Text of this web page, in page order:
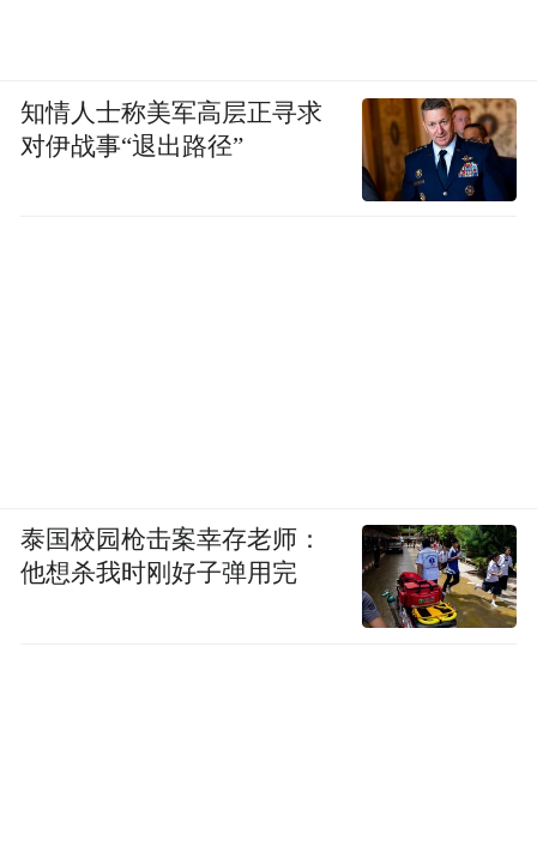
知情人士称美军高层正寻求
对伊战事“退出路径”
泰国校园枪击案幸存老师：
他想杀我时刚好子弹用完